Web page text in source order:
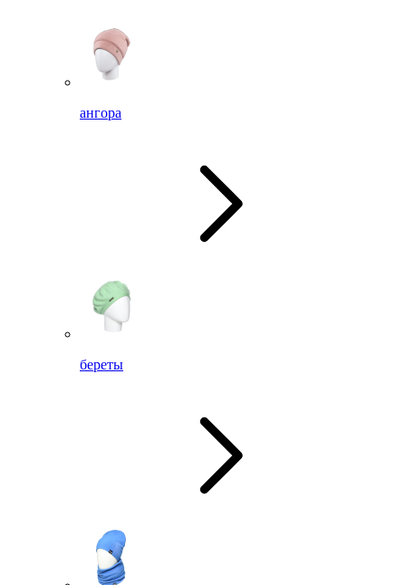
ангора
береты